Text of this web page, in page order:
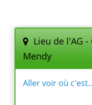
Lieu de l'AG
Mendy
Aller voir où